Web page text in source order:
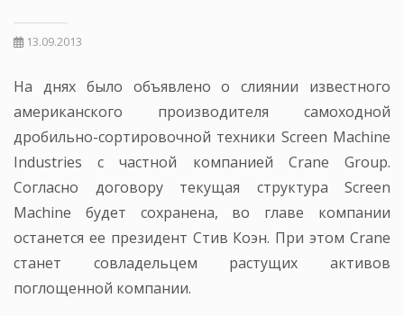
13.09.2013
На днях было объявлено о слиянии известного
американского производителя самоходной
дробильно-сортировочной техники Screen Machine
Industries с частной компанией Crane Group.
Согласно договору текущая структура Screen
Machine будет сохранена, во главе компании
останется ее президент Стив Коэн. При этом Crane
станет совладельцем растущих активов
поглощенной компании.